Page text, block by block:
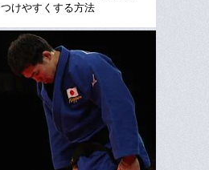
つけやすくする方法